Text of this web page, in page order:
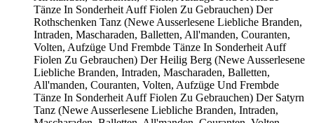
Tänze In Sonderheit Auff Fiolen Zu Gebrauchen) Der
Rothschenken Tanz (Newe Ausserlesene Liebliche Branden,
Intraden, Mascharaden, Balletten, All'manden, Couranten,
Volten, Aufzüge Und Frembde Tänze In Sonderheit Auff
Fiolen Zu Gebrauchen) Der Heilig Berg (Newe Ausserlesene
Liebliche Branden, Intraden, Mascharaden, Balletten,
All'manden, Couranten, Volten, Aufzüge Und Frembde
Tänze In Sonderheit Auff Fiolen Zu Gebrauchen) Der Satyrn
Tanz (Newe Ausserlesene Liebliche Branden, Intraden,